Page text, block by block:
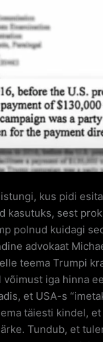
kus pidi
kasutuks, sest
polnud kuidagi
advokaat
teema Trumpi
iga hinna
et USA-s
täiesti kindel,
Tundub, et